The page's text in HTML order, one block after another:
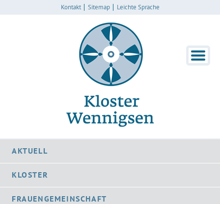
Kontakt Sitemap Leichte Sprache
AKTUELL
KLOSTER
FRAUENGEMEINSCHAFT